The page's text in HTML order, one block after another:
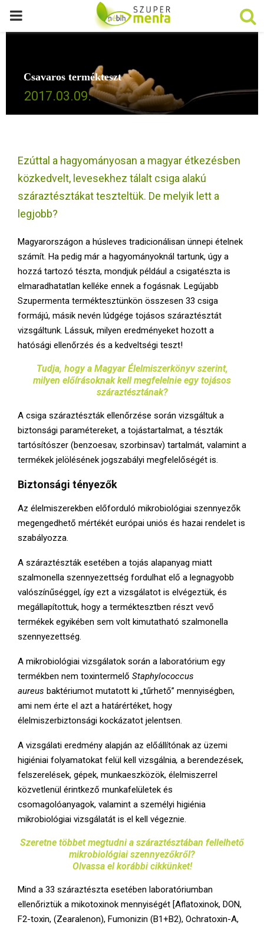
P
M
R
M
E
N
U
Csavaros termékteszt
2017.03.09.
Ezúttal a hagyományosan a magyar étkezésben
közkedvelt, levesekhez tálalt csiga alakú
száraztésztákat teszteltük. De melyik lett a
legjobb?
Magyarországon a húsleves tradicionálisan ünnepi ételnek
számít. Ha pedig már a hagyományoknál tartunk, úgy a
hozzá tartozó tészta, mondjuk például a csigatészta is
elmaradhatatlan kelléke ennek a fogásnak. Legújabb
Szupermenta terméktesztünkön összesen 33 csiga
formájú, másik nevén lúdgége tojásos száraztésztát
vizsgáltunk. Lássuk, milyen eredményeket hozott a
hatósági ellenőrzés és a kedveltségi teszt!
Tudja, hogy a Magyar Élelmiszerkönyv szerint,
milyen előírásoknak kell megfelelnie egy tojásos
száraztésztának?
A csiga száraztészták ellenőrzése során vizsgáltuk a
biztonsági paramétereket, a tojástartalmat, a tészták
tartósítószer (benzoesav, szorbinsav) tartalmát, valamint a
termékek jelölésének jogszabályi megfelelőségét is.
Biztonsági tényezők
Az élelmiszerekben előforduló mikrobiológiai szennyezők
megengedhető mértékét európai uniós és hazai rendelet is
szabályozza.
A száraztészták esetében a tojás alapanyag miatt
szalmonella szennyezettség fordulhat elő a legnagyobb
valószínűséggel, így ezt a vizsgálatot is elvégeztük, és
megállapítottuk, hogy a terméktesztben részt vevő
termékek egyikében sem volt kimutatható szalmonella
szennyezettség.
A mikrobiológiai vizsgálatok során a laboratórium egy
termékben nem toxintermelő Staphylococcus
aureus baktériumot mutatott ki „tűrhető” mennyiségben,
ami nem érte el azt a határértéket, hogy
élelmiszerbiztonsági kockázatot jelentsen.
A vizsgálati eredmény alapján az előállítónak az üzemi
higiéniai folyamatokat felül kell vizsgálnia, a berendezések,
felszerelések, gépek, munkaeszközök, élelmiszerrel
közvetlenül érintkező munkafelületek és
csomagolóanyagok, valamint a személyi higiénia
mikrobiológiai vizsgálatát is el kell végeznie.
Szeretne többet megtudni a száraztésztában fellelhető
mikrobiológiai szennyezőkről?
Olvassa el korábbi cikkünket!
Mind a 33 száraztészta esetében laboratóriumban
ellenőriztük a mikotoxinok mennyiségét [Aflatoxinok, DON,
F2-toxin, (Zearalenon), Fumonizin (B1+B2), Ochratoxin-A,